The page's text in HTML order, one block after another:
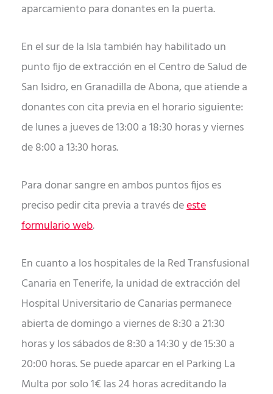
aparcamiento para donantes en la puerta.
En el sur de la Isla también hay habilitado un
punto fijo de extracción en el Centro de Salud de
San Isidro, en Granadilla de Abona, que atiende a
donantes con cita previa en el horario siguiente:
de lunes a jueves de 13:00 a 18:30 horas y viernes
de 8:00 a 13:30 horas.
Para donar sangre en ambos puntos fijos es
preciso pedir cita previa a través deeste
formulario web.
En cuanto a los hospitales de la Red Transfusional
Canaria en Tenerife, la unidad de extracción del
Hospital Universitario de Canarias permanece
abierta de domingo a viernes de 8:30 a 21:30
horas y los sábados de 8:30 a 14:30 y de 15:30 a
20:00 horas. Se puede aparcar en el Parking La
Multa por solo 1€ las 24 horas acreditando la